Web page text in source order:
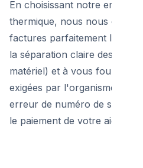
En choisissant notre
thermique, nous nous
factures parfaitement
la séparation claire des
matériel) et à vous fournir
exigées par l'organisme
erreur de numéro de série
le paiement de votre aide de